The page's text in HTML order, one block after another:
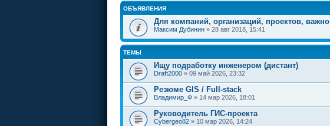
ОБЪЯВЛЕНИЯ
Для компаний, организаций, проектов, важно
Максим Дубинин » 28 авг 2018, 15:41
ТЕМЫ
Ищу подработку инженером (дистант)
Draft2000 » 09 май 2026, 23:32
Резюме GIS / Full-stack
Владимир_Ф » 14 мар 2026, 18:01
Руководитель ГИС-проекта
Cybergeo82 » 10 мар 2026, 14:24